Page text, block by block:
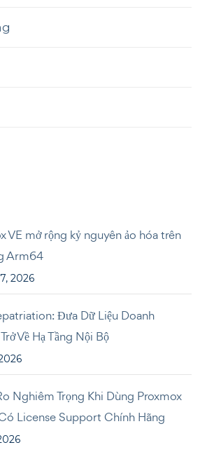
VE mở rộng kỷ nguyên ảo hóa trên
Arm64
2026
Đưa Dữ Liệu Doanh
Về Hạ Tầng Nội Bộ
Nghiêm Trọng Khi Dùng Proxmox
License Support Chính Hãng